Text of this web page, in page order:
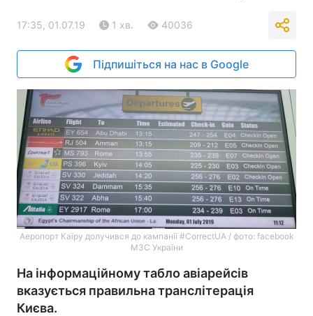
17:35, 01.07.19 1 хв. 40036
Підпишіться на нас в Google
Аеропорт Каїру долучився до кампанії #CorrectUA / фото: facebook
МЗС України
На інформаційному табло авіарейсів
вказується правильна транслітерація
Києва.